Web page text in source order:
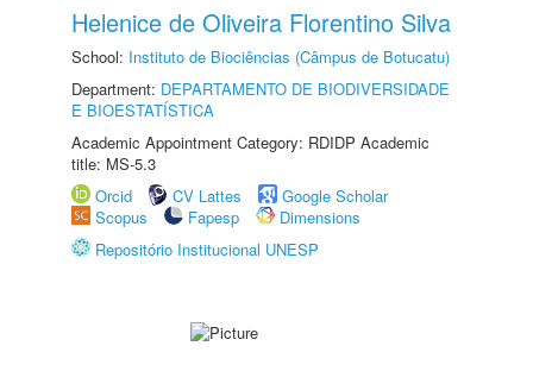
Helenice de Oliveira Florentino Silva
School: Instituto de Biociências (Câmpus de Botucatu)
Department: DEPARTAMENTO DE BIODIVERSIDADE
E BIOESTATÍSTICA
Academic Appointment Category: RDIDP Academic
title: MS-5.3
Orcid
CV Lattes
Google Scholar
Scopus
Fapesp
Dimensions
Repositório Institucional UNESP